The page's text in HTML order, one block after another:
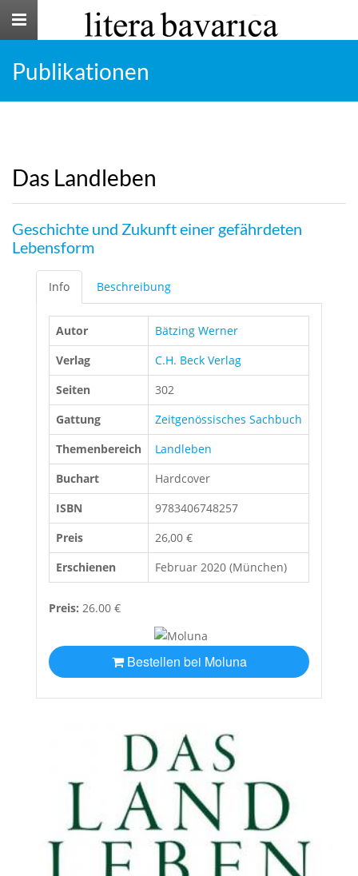
Toggle
Publikationen
Das Landleben
Geschichte und Zukunft einer gefährdeten
Lebensform
Info Beschreibung
Autor
Bätzing Werner
Verlag
C.H. Beck Verlag
Seiten
302
Gattung
Zeitgenössisches Sachbuch
Themenbereich
Landleben
Buchart
Hardcover
ISBN
9783406748257
Preis
26,00 €
Erschienen
Februar 2020 (München)
Preis: 26.00 €
Bestellen bei Moluna